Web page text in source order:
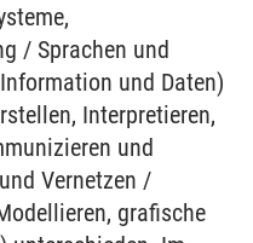
/ Sprachen und
und Daten)
Interpretieren,
und
Vernetzen /
grafische